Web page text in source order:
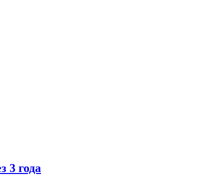
3 года